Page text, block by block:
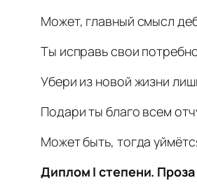
Может, главный смысл
Ты исправь свои
Убери из новой жизни
Подари ты благо всем
Может быть, тогда
Диплом I степени. Проза